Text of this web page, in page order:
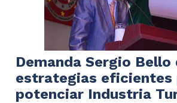
Demanda Sergio
estrategias eficientes
potenciar Industria